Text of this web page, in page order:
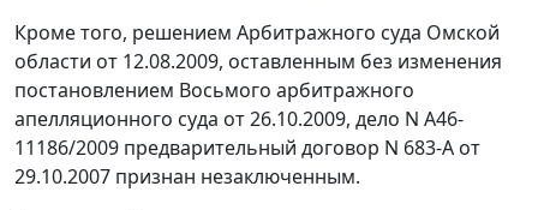
Кроме того, решением Арбитражного суда Омской
области от 12.08.2009, оставленным без изменения
постановлением Восьмого арбитражного
апелляционного суда от 26.10.2009, дело N А46-
11186/2009 предварительный договор N 683-А от
29.10.2007 признан незаключенным.